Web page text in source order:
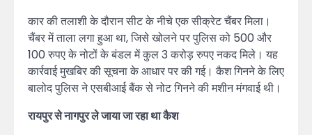
कार की तलाशी के दौरान सीट के नीचे एक सीक्रेट चैंबर मिला।
चैंबर में ताला लगा हुआ था, जिसे खोलने पर पुलिस को 500 और
100 रुपए के नोटों के बंडल में कुल 3 करोड़ रुपए नकद मिले। यह
कार्रवाई मुखबिर की सूचना के आधार पर की गई। कैश गिनने के लिए
बालोद पुलिस ने एसबीआई बैंक से नोट गिनने की मशीन मंगवाई थी।
रायपुर से नागपुर ले जाया जा रहा था कैश